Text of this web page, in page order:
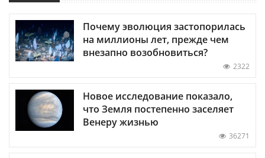
Почему эволюция застопорилась
на миллионы лет, прежде чем
внезапно возобновиться?
2322
Новое исследование показало,
что Земля постепенно заселяет
Венеру жизнью
36271